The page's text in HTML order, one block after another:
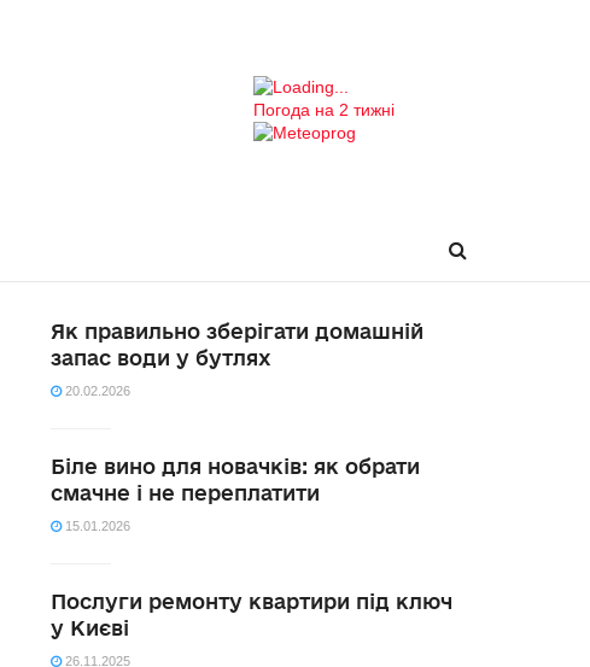
Погода на 2 тижні
Як правильно зберігати домашній
запас води у бутлях
20.02.2026
Біле вино для новачків: як обрати
смачне і не переплатити
15.01.2026
Послуги ремонту квартири під ключ
у Києві
26.11.2025